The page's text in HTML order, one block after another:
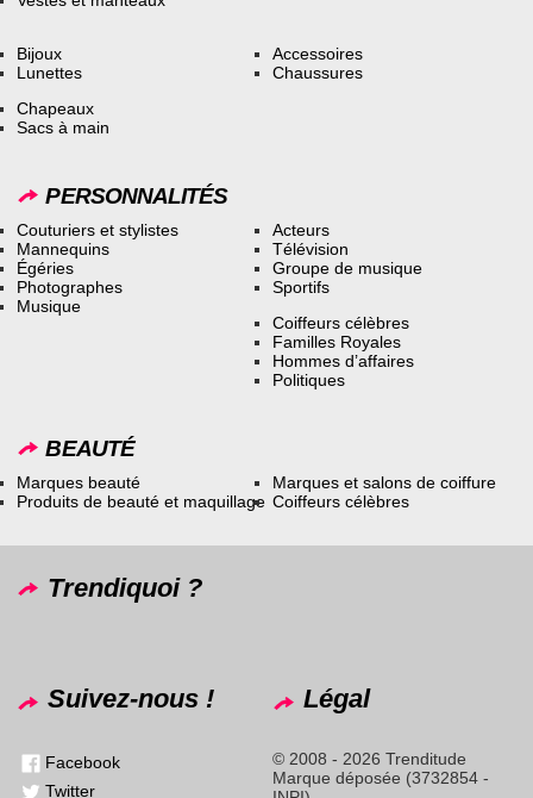
Bijoux
Lunettes
Accessoires
Chaussures
Chapeaux
Sacs à main
PERSONNALITÉS
Couturiers et stylistes
Mannequins
Égéries
Photographes
Musique
Acteurs
Télévision
Groupe de musique
Sportifs
Coiffeurs célèbres
Familles Royales
Hommes d’affaires
Politiques
BEAUTÉ
Marques beauté
Produits de beauté et maquillage
Marques et salons de coiffure
Coiffeurs célèbres
Trendiquoi ?
Suivez-nous !
Facebook
Twitter
Légal
© 2008 - 2026 Trenditude
Marque déposée (3732854 -